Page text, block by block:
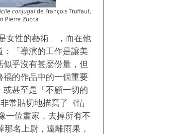
conjugal de François Truffaut,
Pierre Zucca
女性的藝術」，而在他
「導演的工作是讓美
乎沒有甚麼份量，但
的作品中的一個重要
甚至是「不顧一切的
常貼切地描寫了《情
一位畫家，去掉所有不
名上尉，遠離雨果，